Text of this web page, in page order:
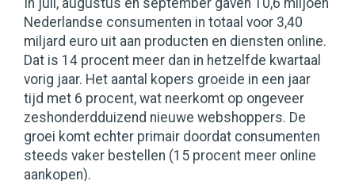
In juli, augustus en september gaven 10,6 miljoen
Nederlandse consumenten in totaal voor 3,40
miljard euro uit aan producten en diensten online.
Dat is 14 procent meer dan in hetzelfde kwartaal
vorig jaar. Het aantal kopers groeide in een jaar
tijd met 6 procent, wat neerkomt op ongeveer
zeshonderdduizend nieuwe webshoppers. De
groei komt echter primair doordat consumenten
steeds vaker bestellen (15 procent meer online
aankopen).